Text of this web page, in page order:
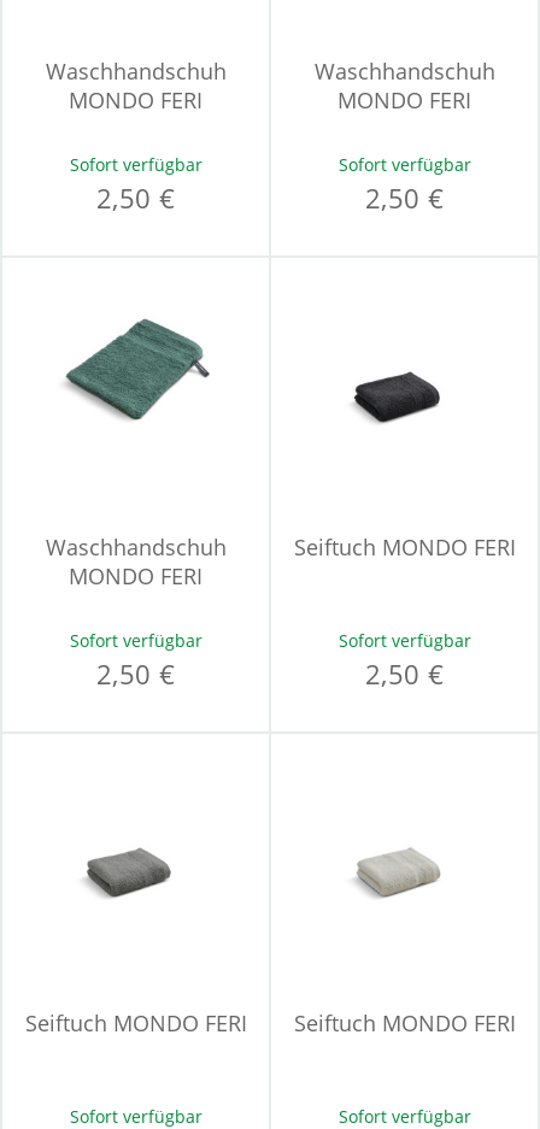
Waschhandschuh
MONDO FERI
Sofort verfügbar
2,50 €
Waschhandschuh
MONDO FERI
Sofort verfügbar
2,50 €
Waschhandschuh
MONDO FERI
Sofort verfügbar
2,50 €
Seiftuch MONDO FERI
Sofort verfügbar
2,50 €
Seiftuch MONDO FERI
Sofort verfügbar
Seiftuch MONDO FERI
Sofort verfügbar